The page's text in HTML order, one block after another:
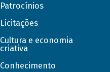
Patrocínios
Licitações
Cultura e economia
criativa
Conhecimento